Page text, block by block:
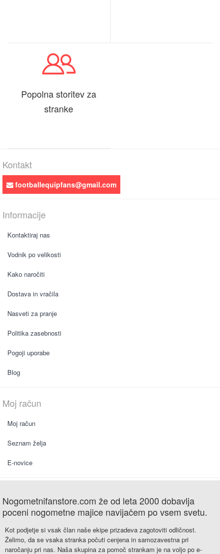
Popolna storitev za
stranke
Kontakt
footballequipfans@gmail.com
Informacije
Kontaktiraj nas
Vodnik po velikosti
Kako naročiti
Dostava in vračila
Nasveti za pranje
Politika zasebnosti
Pogoji uporabe
Blog
Moj račun
Moj račun
Seznam želja
E-novice
Nogometnifanstore.com že od leta 2000 dobavlja
poceni nogometne majice navijačem po vsem svetu.
Kot podjetje si vsak član naše ekipe prizadeva zagotoviti odličnost.
Želimo, da se vsaka stranka počuti cenjena in samozavestna pri
naročanju pri nas. Naša skupina za pomoč strankam je na voljo po e-